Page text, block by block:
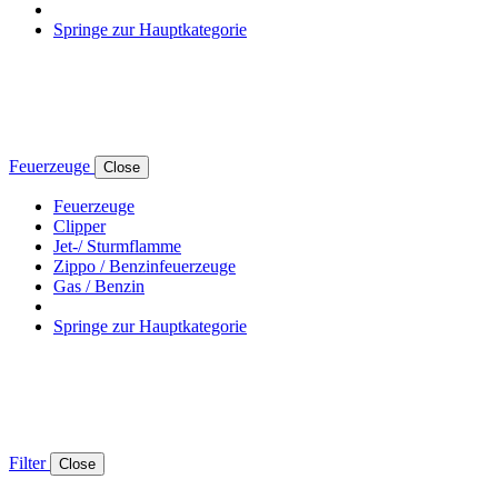
Springe zur Hauptkategorie
Feuerzeuge Close
Feuerzeuge
Clipper
Jet-/ Sturmflamme
Zippo / Benzinfeuerzeuge
Gas / Benzin
Springe zur Hauptkategorie
Filter Close